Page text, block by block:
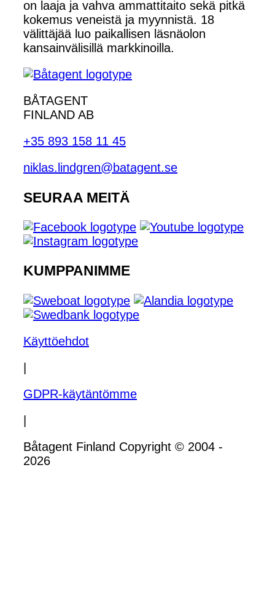
on laaja ja vahva ammattitaito sekä pitkä
kokemus veneistä ja myynnistä. 18
välittäjää luo paikallisen läsnäolon
kansainvälisillä markkinoilla.
BÅTAGENT
FINLAND AB
+35 893 158 11 45
niklas.lindgren@batagent.se
SEURAA MEITÄ
KUMPPANIMME
Käyttöehdot
GDPR-käytäntömme
Båtagent Finland Copyright © 2004 -
2026